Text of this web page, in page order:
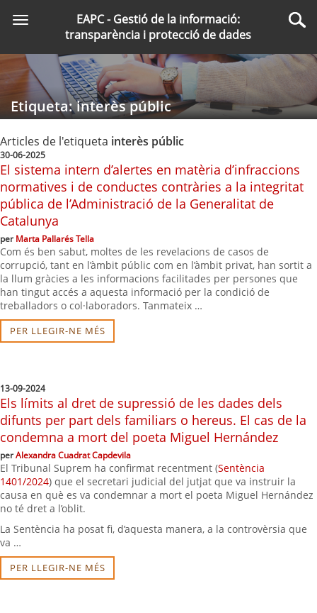
principal
Toggle
navigation
EAPC - Gestió de la informació:
transparència i protecció de dades
Etiqueta: interès públic
Articles de l'etiqueta interès públic
30-06-2025
El sistema intern d’alertes en matèria d’infraccions
normatives i de conductes contràries a la integritat
pública de l’Administració de la Generalitat de
Catalunya
perMarta Pallarés Tella
Com és ben sabut, moltes de les revelacions de casos de
corrupció, tant en l’àmbit públic com en l’àmbit privat, han sortit a
la llum gràcies a les informacions facilitades per persones que
han tingut accés a aquesta informació per la condició de
treballadors o col·laboradors. Tanmateix …
PER LLEGIR-NE MÉS
13-09-2024
Els límits al dret de supressió de les dades dels
difunts per part dels familiars o hereus. El cas de la
condemna a mort del poeta Miguel Hernández
perAlexandra Cuadrat Capdevila
El Tribunal Suprem ha confirmat recentment (Sentència
1401/2024) que el secretari judicial del jutjat que va instruir la
causa en què es va condemnar a mort el poeta Miguel Hernández
no té dret a l’oblit.
La Sentència ha posat fi, d’aquesta manera, a la controvèrsia que
va …
PER LLEGIR-NE MÉS